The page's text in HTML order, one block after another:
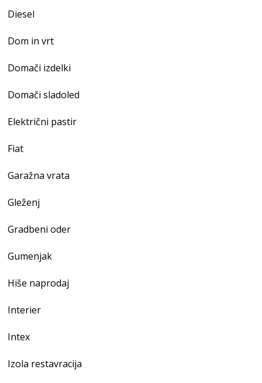
Diesel
Dom in vrt
Domači izdelki
Domači sladoled
Električni pastir
Fiat
Garažna vrata
Gleženj
Gradbeni oder
Gumenjak
Hiše naprodaj
Interier
Intex
Izola restavracija